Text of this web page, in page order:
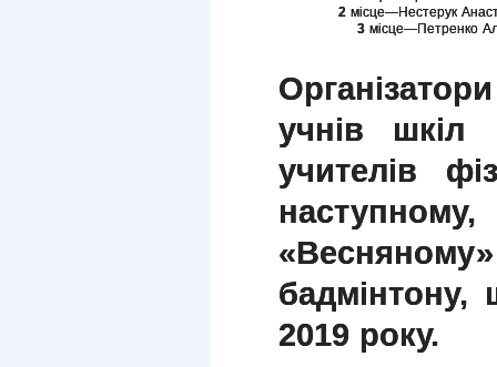
2місце—Нестерук
3місце—Петренко
учнів шкіл
учителів
бадмінтону,
2019 року.